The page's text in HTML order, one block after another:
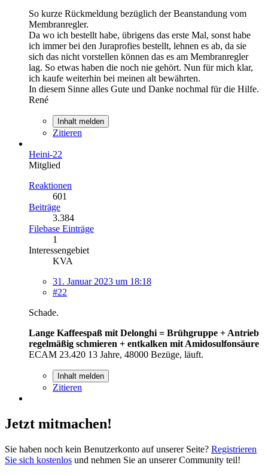
So kurze Rückmeldung bezüglich der Beanstandung vom
Membranregler.
Da wo ich bestellt habe, übrigens das erste Mal, sonst habe
ich immer bei den Juraprofies bestellt, lehnen es ab, da sie
sich das nicht vorstellen können das es am Membranregler
lag. So etwas haben die noch nie gehört. Nun für mich klar,
ich kaufe weiterhin bei meinen alt bewährten.
In diesem Sinne alles Gute und Danke nochmal für die Hilfe.
René
Inhalt melden
Zitieren
Heini-22
Mitglied
Reaktionen
601
Beiträge
3.384
Filebase Einträge
1
Interessengebiet
KVA
31. Januar 2023 um 18:18
#22
Schade.
Lange Kaffeespaß mit Delonghi = Brühgruppe + Antrieb
regelmäßig schmieren + entkalken mit Amidosulfonsäure
ECAM 23.420 13 Jahre, 48000 Bezüge, läuft.
Inhalt melden
Zitieren
Jetzt mitmachen!
Sie haben noch kein Benutzerkonto auf unserer Seite? Registrieren
Sie sich kostenlos und nehmen Sie an unserer Community teil!